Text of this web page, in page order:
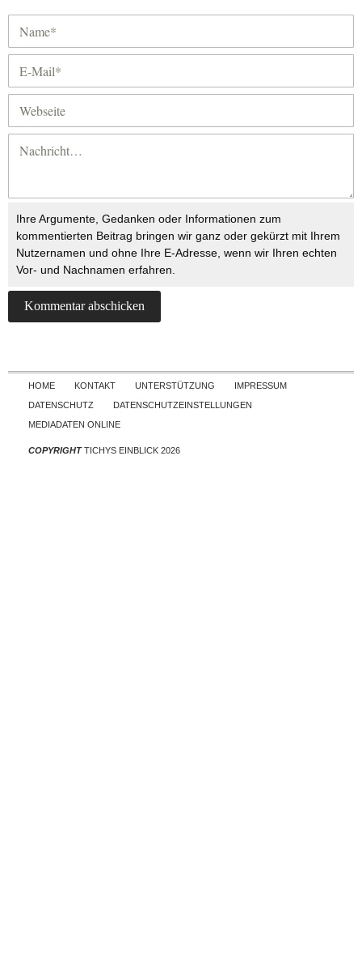
Ihre Argumente, Gedanken oder Informationen zum
kommentierten Beitrag bringen wir ganz oder gekürzt mit Ihrem
Nutzernamen und ohne Ihre E-Adresse, wenn wir Ihren echten
Vor- und Nachnamen erfahren.
Skip to content
HOME KONTAKT UNTERSTÜTZUNG
IMPRESSUM
DATENSCHUTZ
DATENSCHUTZEINSTELLUNGEN
MEDIADATEN ONLINE
COPYRIGHTTICHYS EINBLICK 2026